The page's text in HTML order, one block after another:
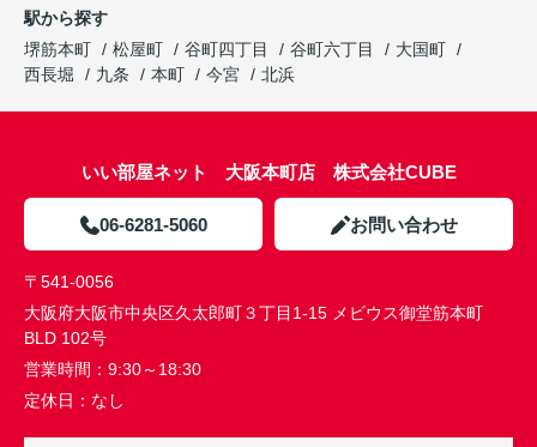
駅から探す
堺筋本町
松屋町 谷町四丁目 谷町六丁目
大国町
西長堀
九条 本町 今宮 北浜
いい部屋ネット 大阪本町店 株式会社CUBE
06-6281-5060 お問い合わせ
〒541-0056
大阪府大阪市中央区久太郎町３丁目1-15 メビウス御堂筋本町
BLD 102号
営業時間： 9:30～18:30
定休日： なし